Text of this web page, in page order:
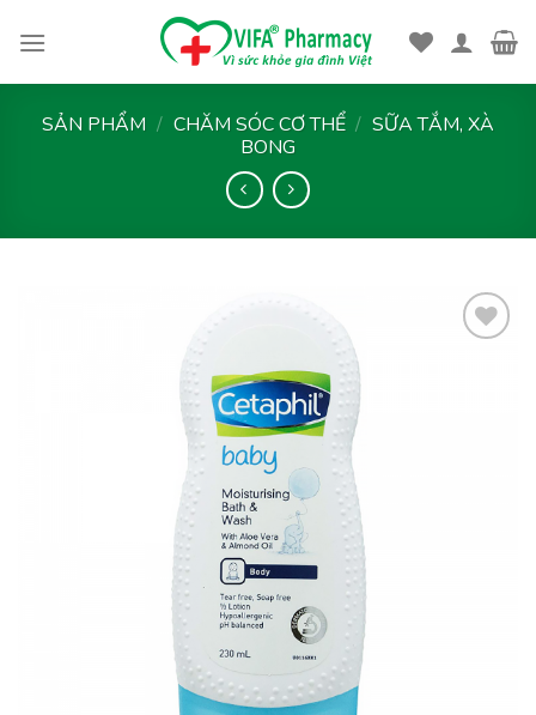
SẢN PHẨM / CHĂM SÓC CƠ THỂ / SỮA TẮM, XÀ
BONG